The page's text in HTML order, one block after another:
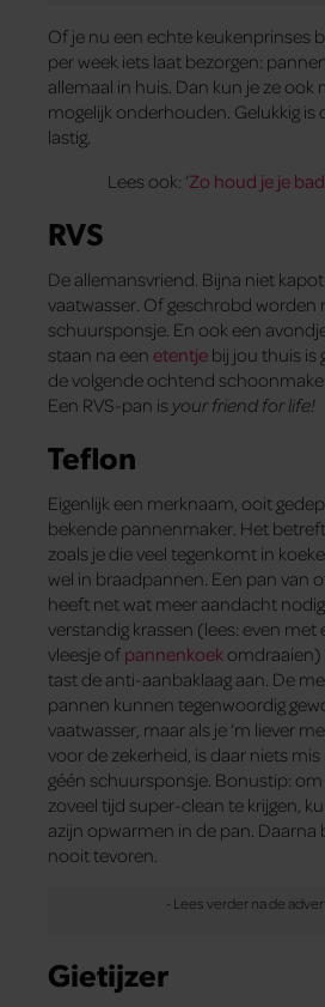
Of je nu een echte keukenprinses
per week iets laat bezorgen:
allemaal in huis. Dan kun je ze ook
mogelijk onderhouden. Gelukkig is
lastig.
Lees ook: ‘Zo houd je je
RVS
De allemansvriend. Bijna niet
vaatwasser. Of geschrobd worden
schuursponsje. En ook een
staan na een etentje bij jou thuis is
de volgende ochtend
Een RVS-pan is your friend for life!
Teflon
Eigenlijk een merknaam, ooit
bekende pannenmaker. Het
zoals je die veel tegenkomt in
wel in braadpannen. Een pan van
heeft net wat meer aandacht
verstandig krassen (lees: even met
vleesje of pannenkoek
tast de anti-aanbaklaag aan. De
pannen kunnen tegenwoordig
vaatwasser, maar als je ‘m liever
voor de zekerheid, is daar niets
géén schuursponsje. Bonustip:
zoveel tijd super-clean te krijgen,
azijn opwarmen in de pan. Daarna
nooit tevoren.
Gietijzer